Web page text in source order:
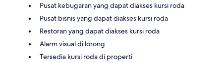
Pusat kebugaran yang dapat diakses kursi roda
Pusat bisnis yang dapat diakses kursi roda
Restoran yang dapat diakses kursi roda
Alarm visual di lorong
Tersedia kursi roda di properti